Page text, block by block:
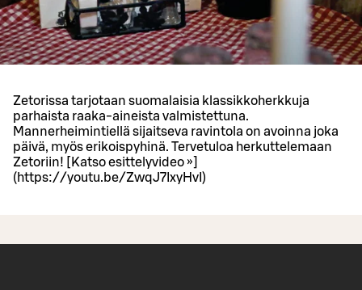
Zetorissa tarjotaan suomalaisia klassikkoherkkuja
parhaista raaka-aineista valmistettuna.
Mannerheimintiellä sijaitseva ravintola on avoinna joka
päivä, myös erikoispyhinä. Tervetuloa herkuttelemaan
Zetoriin! [Katso esittelyvideo »]
(https://youtu.be/ZwqJ7IxyHvI)